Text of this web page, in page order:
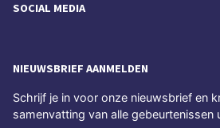
SOCIAL MEDIA
NIEUWSBRIEF AANMELDEN
Schrijf je in voor onze nieuwsbrief en
samenvatting van alle gebeurtenissen